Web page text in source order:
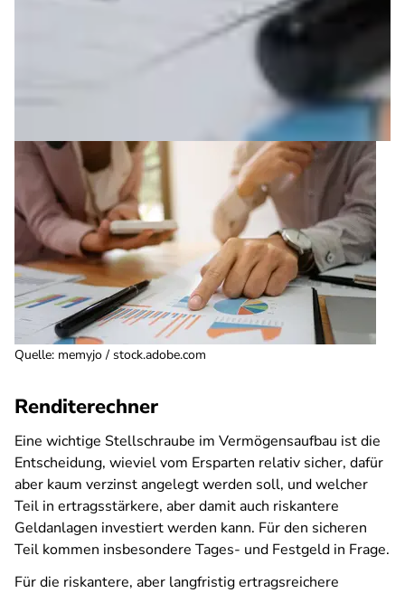
Quelle: memyjo / stock.adobe.com
Renditerechner
Eine wichtige Stellschraube im Vermögensaufbau ist die
Entscheidung, wieviel vom Ersparten relativ sicher, dafür
aber kaum verzinst angelegt werden soll, und welcher
Teil in ertragsstärkere, aber damit auch riskantere
Geldanlagen investiert werden kann. Für den sicheren
Teil kommen insbesondere Tages- und Festgeld in Frage.
Für die riskantere, aber langfristig ertragsreichere